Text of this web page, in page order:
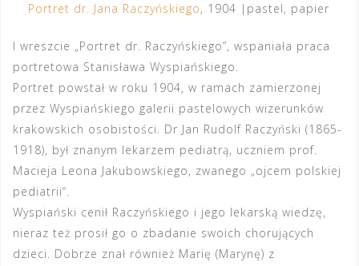
Portret dr. Jana Raczyńskiego, 1904 |pastel, papier
I wreszcie „Portret dr. Raczyńskiego”, wspaniała praca
portretowa Stanisława Wyspiańskiego.
Portret powstał w roku 1904, w ramach zamierzonej
przez Wyspiańskiego galerii pastelowych wizerunków
krakowskich osobistości. Dr Jan Rudolf Raczyński (1865-
1918), był znanym lekarzem pediatrą, uczniem prof.
Macieja Leona Jakubowskiego, zwanego „ojcem polskiej
pediatrii“.
Wyspiański cenił Raczyńskiego i jego lekarską wiedzę,
nieraz też prosił go o zbadanie swoich chorujących
dzieci. Dobrze znał również Marię (Marynę) z